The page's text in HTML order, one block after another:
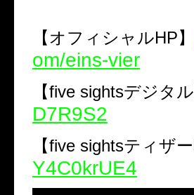
【オフィシャルHP】
om/eins-vier
【five sightsデジタ
D7R9S2
【five sightsティザ
Y4C0krUE4